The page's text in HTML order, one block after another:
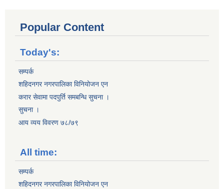
Popular Content
Today's:
सम्पर्क
शहिदनगर नगरपालिका विनियोजन एन
करार सेवामा पदपुर्ति समबन्धि सुचना ।
सुचना ।
आय व्यय विवरण ७८/७९
All time:
सम्पर्क
शहिदनगर नगरपालिका विनियोजन एन